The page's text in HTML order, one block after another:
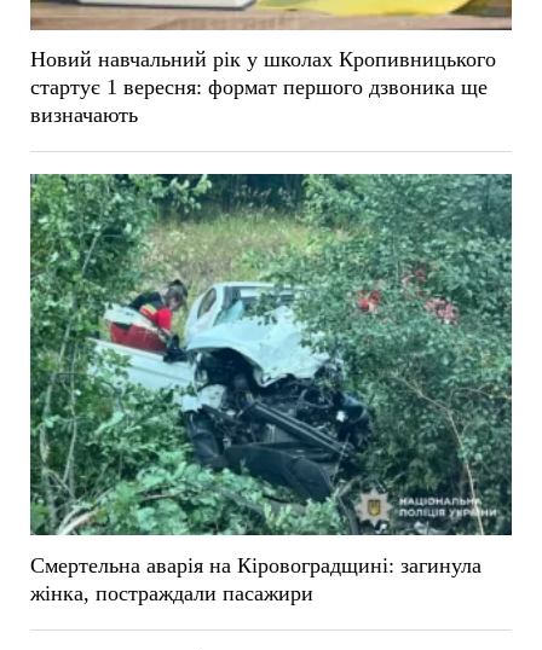
Новий навчальний рік у школах Кропивницького
стартує 1 вересня: формат першого дзвоника ще
визначають
Смертельна аварія на Кіровоградщині: загинула
жінка, постраждали пасажири